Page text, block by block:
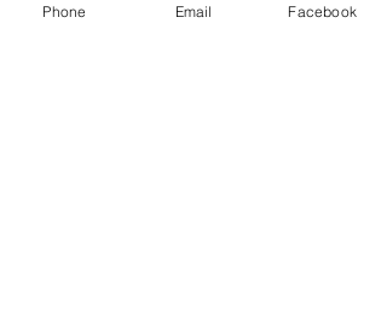
Phone Email Facebook